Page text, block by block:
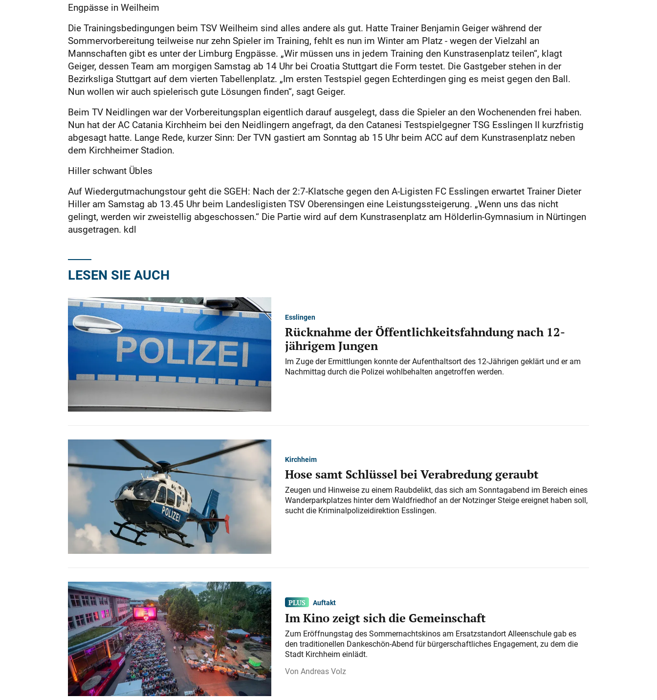
Engpässe in Weilheim
Die Trainingsbedingungen beim TSV Weilheim sind alles andere als gut. Hatte Trainer Benjamin Geiger während der
Sommervorbereitung teilweise nur zehn Spieler im Training, fehlt es nun im Winter am Platz - wegen der Vielzahl an
Mannschaften gibt es unter der Limburg Engpässe. „Wir müssen uns in jedem Training den Kunstrasenplatz teilen“, klagt
Geiger, dessen Team am morgigen Samstag ab 14 Uhr bei Croatia Stuttgart die Form testet. Die Gastgeber stehen in der
Bezirksliga Stuttgart auf dem vierten Tabellenplatz. „Im ersten Testspiel gegen Echterdingen ging es meist gegen den Ball.
Nun wollen wir auch spielerisch gute Lösungen finden“, sagt Geiger.
Beim TV Neidlingen war der Vorbereitungsplan eigentlich darauf ausgelegt, dass die Spieler an den Wochenenden frei haben.
Nun hat der AC Catania Kirchheim bei den Neidlingern angefragt, da den Catanesi Testspielgegner TSG Esslingen II kurzfristig
abgesagt hatte. Lange Rede, kurzer Sinn: Der TVN gastiert am Sonntag ab 15 Uhr beim ACC auf dem Kunstrasenplatz neben
dem Kirchheimer Stadion.
Hiller schwant Übles
Auf Wiedergutmachungstour geht die SGEH: Nach der 2:7-Klatsche gegen den A-Ligisten FC Esslingen erwartet Trainer Dieter
Hiller am Samstag ab 13.45 Uhr beim Landesligisten TSV Oberensingen eine Leistungssteigerung. „Wenn uns das nicht
gelingt, werden wir zweistellig abgeschossen.“ Die Partie wird auf dem Kunstrasenplatz am Hölderlin-Gymnasium in Nürtingen
ausgetragen. kdl
LESEN SIE AUCH
Esslingen
Rücknahme der Öffentlichkeitsfahndung nach 12-
jährigem Jungen
Im Zuge der Ermittlungen konnte der Aufenthaltsort des 12-Jährigen geklärt und er am
Nachmittag durch die Polizei wohlbehalten angetroffen werden.
Kirchheim
Hose samt Schlüssel bei Verabredung geraubt
Zeugen und Hinweise zu einem Raubdelikt, das sich am Sonntagabend im Bereich eines
Wanderparkplatzes hinter dem Waldfriedhof an der Notzinger Steige ereignet haben soll,
sucht die Kriminalpolizeidirektion Esslingen.
Auftakt
Im Kino zeigt sich die Gemeinschaft
Zum Eröffnungstag des Sommernachtskinos am Ersatzstandort Alleenschule gab es
den traditionellen Dankeschön-Abend für bürgerschaftliches Engagement, zu dem die
Stadt Kirchheim einlädt.
Andreas Volz